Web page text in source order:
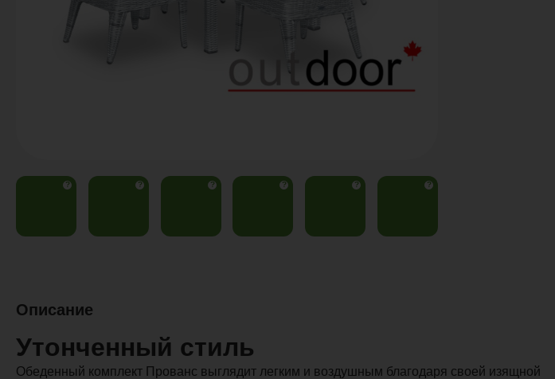
? ? ? ? ? ?
Описание
Утонченный стиль
Обеденный комплект Прованс выглядит легким и воздушным благодаря своей изящной